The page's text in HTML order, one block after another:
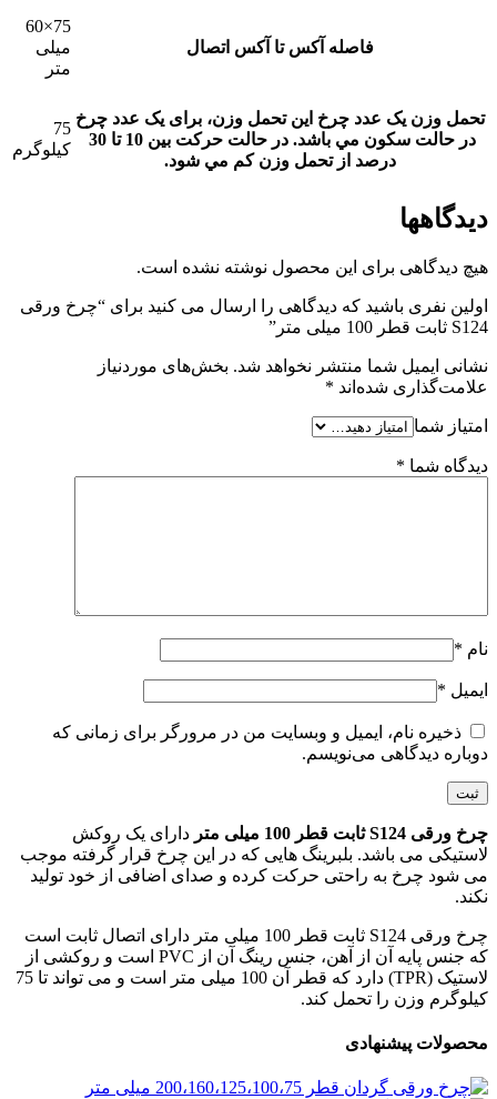
فاصله آکس تا آکس اتصال
75×60
میلی
متر
تحمل وزن یک عدد چرخ این تحمل وزن، برای يک عدد چرخ
درصد از تحمل وزن کم مي شود.
75
کیلوگرم
دیدگاهها
هیچ دیدگاهی برای این محصول نوشته نشده است.
اولین نفری باشید که دیدگاهی را ارسال می کنید برای “چرخ ورقی
S124 ثابت قطر 100 میلی متر”
نشانی ایمیل شما منتشر نخواهد شد. بخش‌های موردنیاز
علامت‌گذاری شده‌اند *
امتیاز شما
دیدگاه شما *
نام *
ایمیل *
ذخیره نام، ایمیل و وبسایت من در مرورگر برای زمانی که
دوباره دیدگاهی می‌نویسم.
چرخ ورقی S124 ثابت قطر 100 میلی متر
دارای یک روکش
لاستیکی می باشد. بلبرینگ هایی که در این چرخ قرار گرفته موجب
می شود چرخ به راحتی حرکت کرده و صدای اضافی از خود تولید
نکند.
چرخ ورقی S124 ثابت قطر 100 میلی متر دارای اتصال ثابت است
که جنس پایه آن از آهن، جنس رینگ آن از PVC است و روکشی از
لاستیک (TPR) دارد که قطر آن 100 میلی متر است و می تواند تا 75
کیلوگرم وزن را تحمل کند.
محصولات پیشنهادی